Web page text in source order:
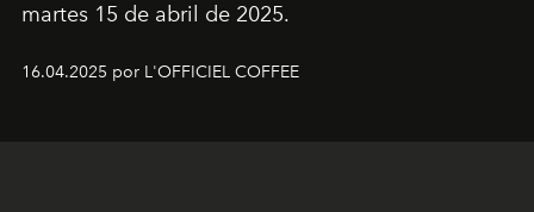
martes 15 de abril de 2025.
16.04.2025 por L'OFFICIEL COFFEE